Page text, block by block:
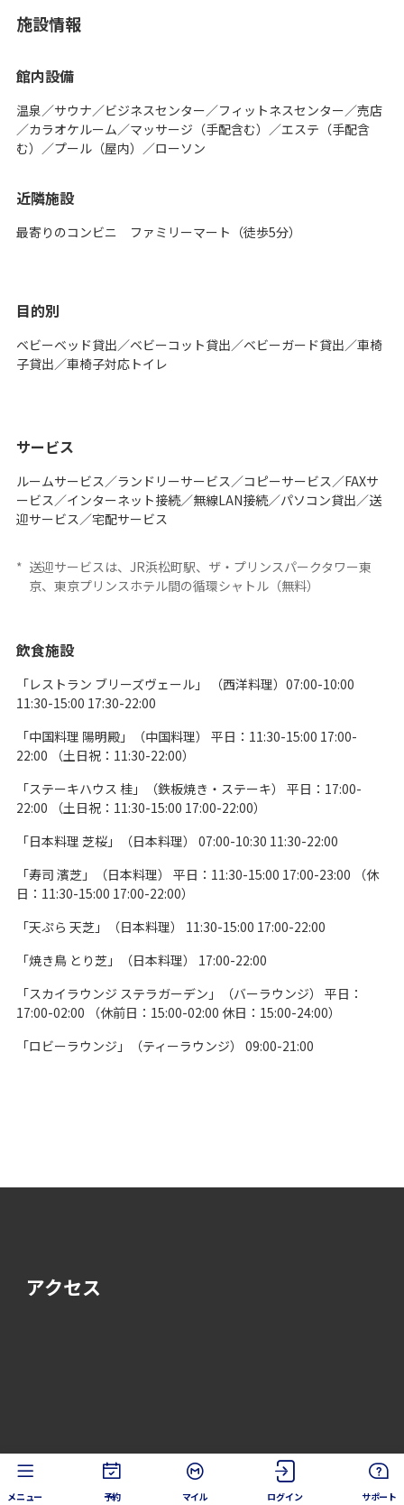
施設情報
館内設備
温泉／サウナ／ビジネスセンター／フィットネスセンター／売店
／カラオケルーム／マッサージ（手配含む）／エステ（手配含
む）／プール（屋内）／ローソン
近隣施設
最寄りのコンビニ ファミリーマート（徒歩5分）
目的別
ベビーベッド貸出／ベビーコット貸出／ベビーガード貸出／車椅
子貸出／車椅子対応トイレ
サービス
ルームサービス／ランドリーサービス／コピーサービス／FAXサ
ービス／インターネット接続／無線LAN接続／パソコン貸出／送
迎サービス／宅配サービス
* 送迎サービスは、JR浜松町駅、ザ・プリンスパークタワー東
京、東京プリンスホテル間の循環シャトル（無料）
飲食施設
「レストラン ブリーズヴェール」 （西洋料理）07:00-10:00
11:30-15:00 17:30-22:00
「中国料理 陽明殿」（中国料理） 平日：11:30-15:00 17:00-
22:00 （土日祝：11:30-22:00）
「ステーキハウス 桂」（鉄板焼き・ステーキ） 平日：17:00-
22:00 （土日祝：11:30-15:00 17:00-22:00）
「日本料理 芝桜」（日本料理） 07:00-10:30 11:30-22:00
「寿司 濱芝」（日本料理） 平日：11:30-15:00 17:00-23:00 （休
日：11:30-15:00 17:00-22:00）
「天ぷら 天芝」（日本料理） 11:30-15:00 17:00-22:00
「焼き鳥 とり芝」（日本料理） 17:00-22:00
「スカイラウンジ ステラガーデン」（バーラウンジ） 平日：
17:00-02:00 （休前日：15:00-02:00 休日：15:00-24:00）
「ロビーラウンジ」（ティーラウンジ） 09:00-21:00
アクセス
メニュー 予約 マイル ログイン サポート